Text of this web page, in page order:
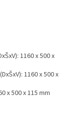
1160 x 500 x
1160 x 500 x
x 500 x 115 mm